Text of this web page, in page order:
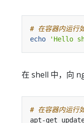
# 在容器内运行
echo
'Hello
在 shell 中，向
# 在容器内运行